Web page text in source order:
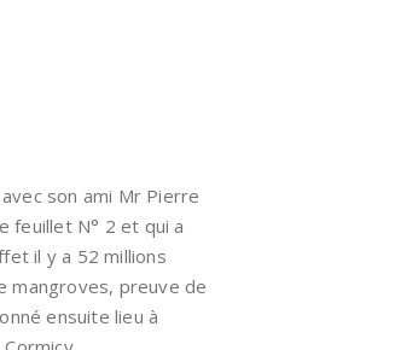
son ami Mr Pierre
feuillet N° 2 et qui a
il y a 52 millions
mangroves, preuve de
ensuite lieu à